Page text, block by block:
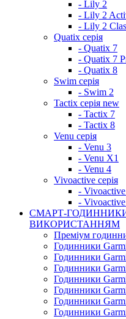
- Lily 2
- Lily 2
- Lily 2
Quatix серія
- Quatix 7
- Quatix 7
- Quatix 8
Swim серія
- Swim 2
Tactix серія new
- Tactix 7
- Tactix 8
Venu серія
- Venu 3
- Venu X1
- Venu 4
Vivoactive серія
-
-
СМАРТ-ГОДИННИКИ
ВИКОРИСТАННЯМ
Преміум
Годинники
Годинники
Годинники
Годинники
Годинники
Годинники
Годинники